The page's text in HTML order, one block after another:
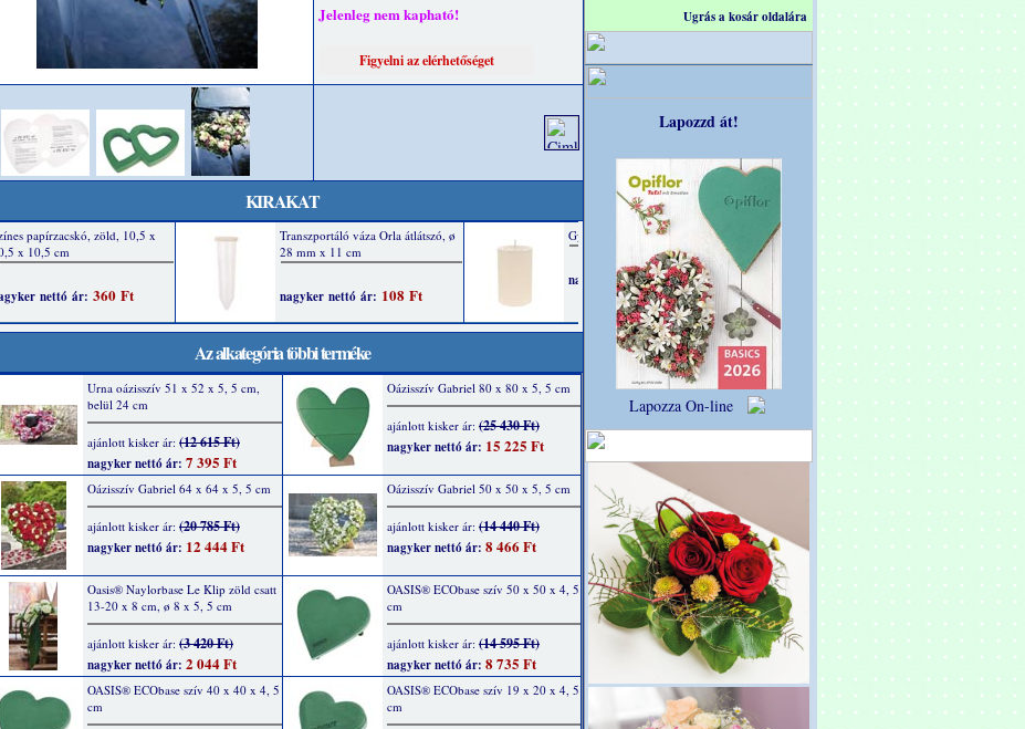
Jelenleg nem kapható!
KIRAKAT
Az alkategória többi terméke
Urna oázisszív 51 x 52 x 5, 5 cm,
belül 24 cm
ajánlott kisker ár: (12 615 Ft)
nagyker nettó ár: 7 395 Ft
Oázisszív Gabriel 80 x 80 x 5, 5 cm
ajánlott kisker ár: (25 430 Ft)
nagyker nettó ár: 15 225 Ft
Oázisszív Gabriel 64 x 64 x 5, 5 cm
ajánlott kisker ár: (20 785 Ft)
nagyker nettó ár: 12 444 Ft
Oázisszív Gabriel 50 x 50 x 5, 5 cm
ajánlott kisker ár: (14 440 Ft)
nagyker nettó ár: 8 466 Ft
Oasis® Naylorbase Le Klip zöld csatt
13-20 x 8 cm, ø 8 x 5, 5 cm
ajánlott kisker ár: (3 420 Ft)
nagyker nettó ár: 2 044 Ft
OASIS® ECObase szív 50 x 50 x 4, 5
cm
ajánlott kisker ár: (14 595 Ft)
nagyker nettó ár: 8 735 Ft
OASIS® ECObase szív 40 x 40 x 4, 5
cm
OASIS® ECObase szív 19 x 20 x 4, 5
cm
Ugrás a kosár oldalára
Lapozzd át!
Lapozza On-line